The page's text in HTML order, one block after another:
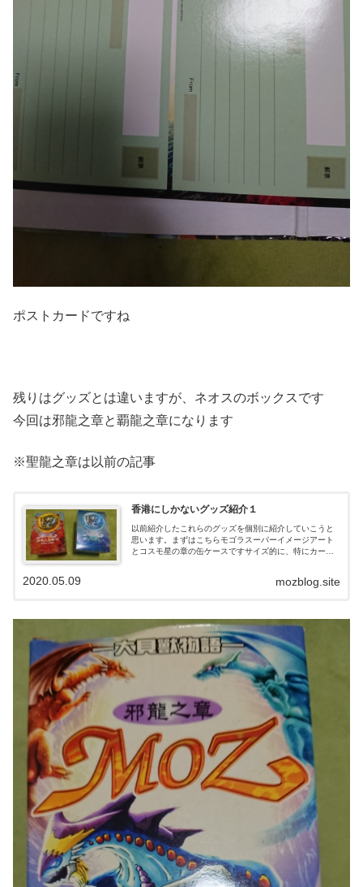
ポストカードですね
残りはグッズとは違いますが、ネオスのボックスです
今回は邪龍之章と覇龍之章になります
※聖龍之章は以前の記事
香港にしかないグッズ紹介１
以前紹介したこれらのグッズを個別に紹介していこうと
思います。まずはこちらモゴラスーパーイメージアート
とコスモ星の章の缶ケースですサイズ的に、特にカード
mozblog.site
2020.05.09